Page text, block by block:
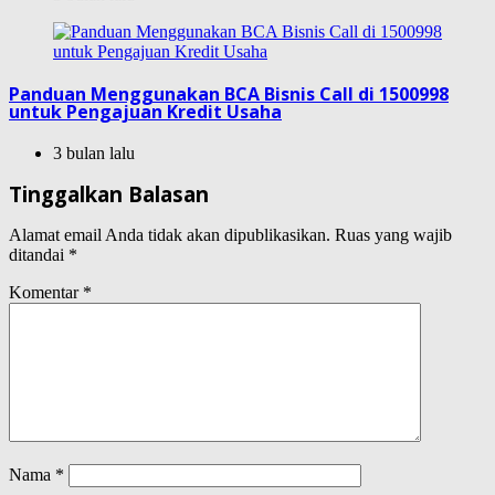
Panduan Menggunakan BCA Bisnis Call di 1500998
untuk Pengajuan Kredit Usaha
3 bulan lalu
Tinggalkan Balasan
Alamat email Anda tidak akan dipublikasikan. Ruas yang wajib
ditandai *
Komentar *
Nama *